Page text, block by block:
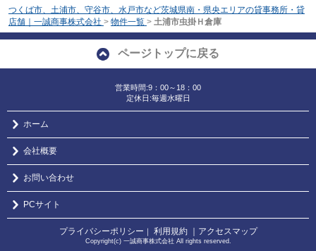
つくば市、土浦市、守谷市、水戸市など茨城県南・県央エリアの貸事務所・貸
店舗｜一誠商事株式会社 > 物件一覧 > 土浦市虫掛Ｈ倉庫
ページトップに戻る
営業時間:9：00～18：00
定休日:毎週水曜日
ホーム
会社概要
お問い合わせ
PCサイト
プライバシーポリシー 利用規約 ｜アクセスマップ
Copyright(c) 一誠商事株式会社 All rights reserved.